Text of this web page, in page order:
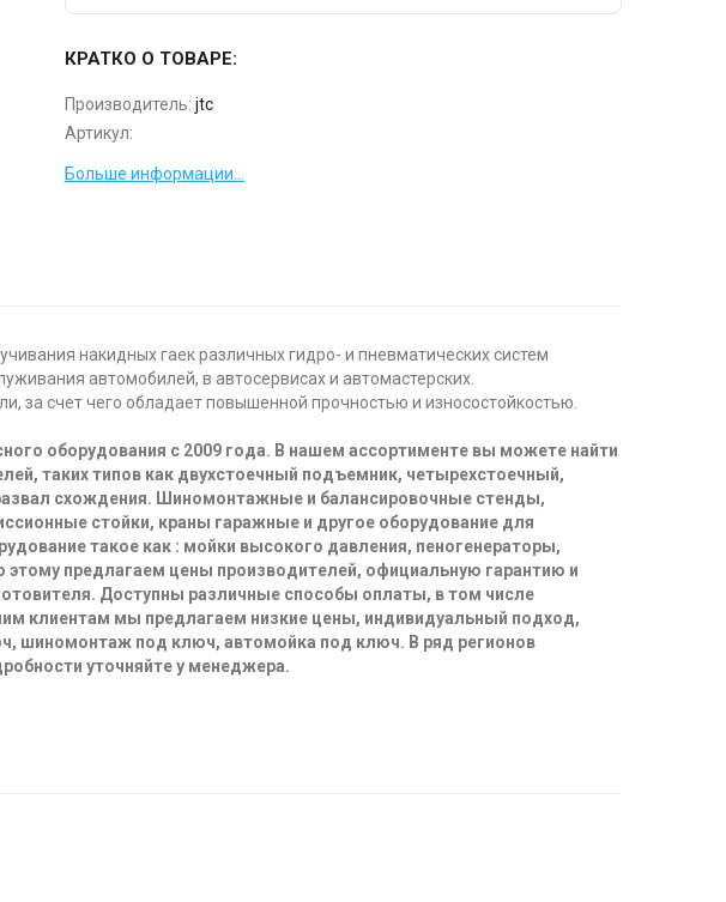
КРАТКО О ТОВАРЕ:
Производитель: jtc
Артикул:
Больше информации...
накидных гаек различных гидро- и пневматических систем
автомобилей, в автосервисах и автомастерских.
за счет чего обладает повышенной прочностью и износостойкостью.
оборудования с 2009 года. В нашем ассортименте вы можете найти
таких типов как двухстоечный подъемник, четырехстоечный,
схождения. Шиномонтажные и балансировочные стенды,
стойки, краны гаражные и другое оборудование для
такое как : мойки высокого давления, пеногенераторы,
предлагаем цены производителей, официальную гарантию и
Доступны различные способы оплаты, в том числе
клиентам мы предлагаем низкие цены, индивидуальный подход,
шиномонтаж под ключ, автомойка под ключ. В ряд регионов
уточняйте у менеджера.